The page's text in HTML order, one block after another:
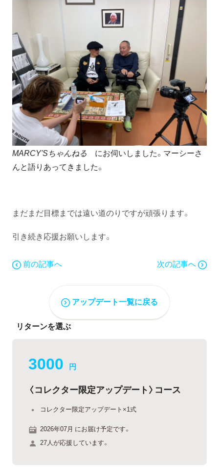
MARCY'Sちゃんねる にお伺いしました。マーシーさ
んと語りあってきました。
まだまだ目標までは遠い道のりですが頑張ります。
引き続き応援お願いします。
前の記事へ 次の記事へ
アップデート一覧に戻る
リターンを選ぶ
3000 円
〈コレクター限定アップデート〉コース
コレクター限定アップデート×1式
2026年07月 にお届け予定です。
27人が応援しています。